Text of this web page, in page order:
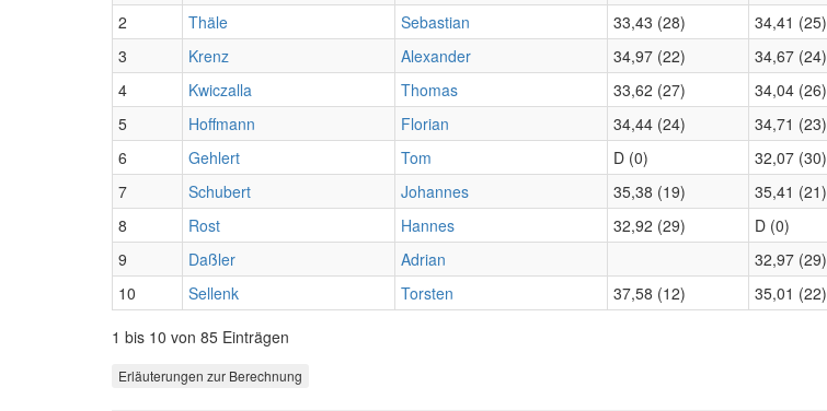
2
Thäle Sebastian 33,43 (28) 34,41 (25)
3
Krenz Alexander 34,97 (22) 34,67 (24)
4
Kwiczalla Thomas 33,62 (27) 34,04 (26)
5
Hoffmann Florian 34,44 (24) 34,71 (23)
6
Gehlert Tom D (0) 32,07 (30)
7
Schubert Johannes 35,38 (19) 35,41 (21)
8
Rost Hannes 32,92 (29) D (0)
9
Daßler Adrian 32,97 (29)
10
Sellenk Torsten 37,58 (12) 35,01 (22)
1 bis 10 von 85 Einträgen
Erläuterungen zur Berechnung